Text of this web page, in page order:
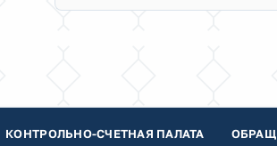
КОНТРОЛЬНО-СЧЕТНАЯ ПАЛАТА